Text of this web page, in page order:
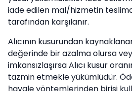
iade edilen mal/hizmetin
tarafından karşılanır.
Alıcının kusurundan
değerinde bir azalma olursa
imkansızlaşırsa Alıcı kusur
tazmin etmekle yükümlüdür.